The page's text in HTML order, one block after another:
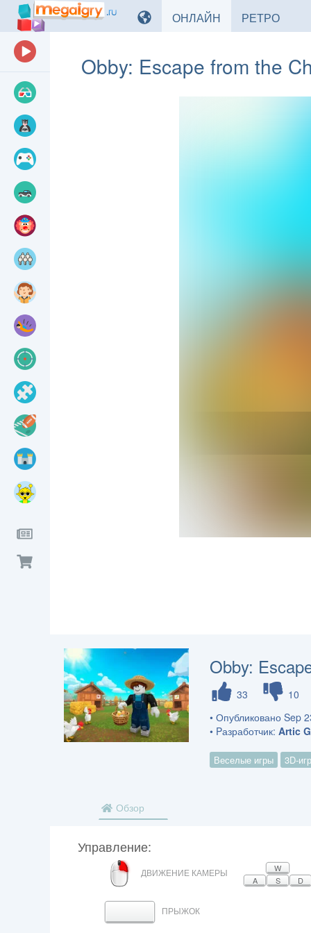
ОНЛАЙН ИГРЫРЕТРОИГРЫ
Obby: Escape from the
Obby:
33
10
• Опубликовано Sep
• Pазработчик:Artic
Веселые игры 3D-
Обзор
Управление:
ПРАВАЯ
КНОПКА
МЫШИ
ДВИЖЕНИЕ КАМЕРЫ
W
A
S D
ПРОБЕЛПРЫЖОК